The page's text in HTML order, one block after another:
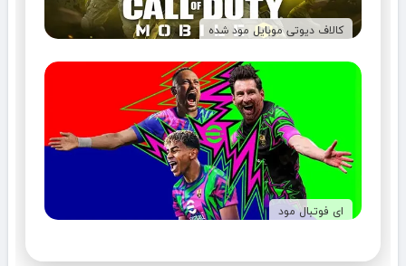
کالاف دیوتی موبایل مود شده
ای فوتبال مود